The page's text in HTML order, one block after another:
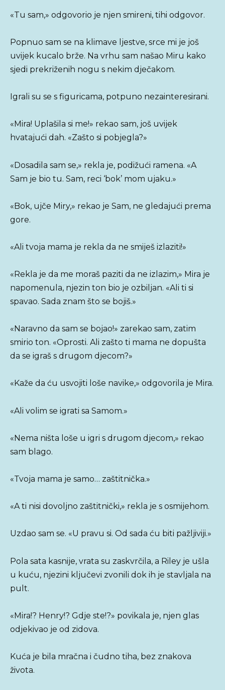
«Tu sam,» odgovorio je njen smireni, tihi odgovor.
Popnuo sam se na klimave ljestve, srce mi je još
uvijek kucalo brže. Na vrhu sam našao Miru kako
sjedi prekriženih nogu s nekim dječakom.
Igrali su se s figuricama, potpuno nezainteresirani.
«Mira! Uplašila si me!» rekao sam, još uvijek
hvatajući dah. «Zašto si pobjegla?»
«Dosadila sam se,» rekla je, podižući ramena. «A
Sam je bio tu. Sam, reci ‘bok’ mom ujaku.»
«Bok, ujče Miry,» rekao je Sam, ne gledajući prema
gore.
«Ali tvoja mama je rekla da ne smiješ izlaziti!»
«Rekla je da me moraš paziti da ne izlazim,» Mira je
napomenula, njezin ton bio je ozbiljan. «Ali ti si
spavao. Sada znam što se bojiš.»
«Naravno da sam se bojao!» zarekao sam, zatim
smirio ton. «Oprosti. Ali zašto ti mama ne dopušta
da se igraš s drugom djecom?»
«Kaže da ću usvojiti loše navike,» odgovorila je Mira.
«Ali volim se igrati sa Samom.»
«Nema ništa loše u igri s drugom djecom,» rekao
sam blago.
«Tvoja mama je samo… zaštitnička.»
«A ti nisi dovoljno zaštitnički,» rekla je s osmijehom.
Uzdao sam se. «U pravu si. Od sada ću biti pažljiviji.»
Pola sata kasnije, vrata su zaskvrčila, a Riley je ušla
u kuću, njezini ključevi zvonili dok ih je stavljala na
pult.
«Mira!? Henry!? Gdje ste!?» povikala je, njen glas
odjekivao je od zidova.
Kuća je bila mračna i čudno tiha, bez znakova
života.